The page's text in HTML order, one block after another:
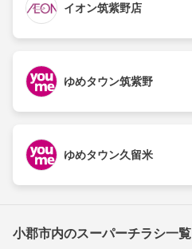
イオン筑紫野店
ゆめタウン筑紫野
ゆめタウン久留米
小郡市内のスーパーチラシ一覧